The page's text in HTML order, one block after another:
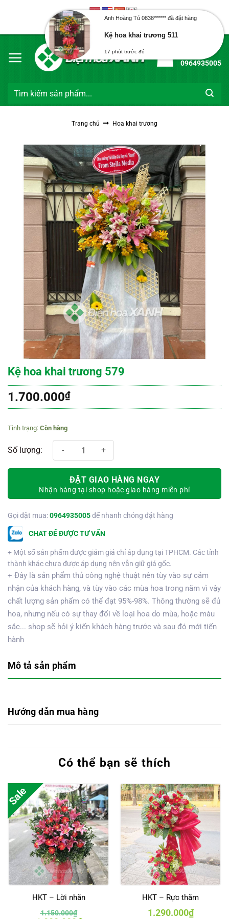
Chào mừng bạn đến với Điện Hoa Xanh
0964935005
Tìm
Trang chủ Hoa khai trương
Kệ hoa khai trương 579
1.700.000₫
Còn hàng
Kệ hoa khai trương 579 số lượng
ĐẶT GIAO HÀNG NGAY
Nhận hàng tại shop hoặc giao hàng miễn phí
Gọi đặt mua:0964935005để nhanh chóng đặt hàng
CHAT ĐỂ ĐƯỢC TƯ VẤN
+ Một số sản phẩm được giảm giá chỉ áp dụng tại TPHCM. Các tỉnh
thành khác chưa được áp dụng nên vẫn giữ giá gốc.
+ Đây là sản phẩm thủ công nghệ thuật nên tùy vào sự cảm
nhận của khách hàng, và tùy vào các mùa hoa trong năm vì vậy
chất lượng sản phẩm có thể đạt 95%-98%. Thông thường sẽ đủ
hoa, nhưng nếu có sự thay đổi về loại hoa do mùa, hoặc màu
sắc... shop sẽ hỏi ý kiến khách hàng trước và sau đó mới tiến
hành
Mô tả sản phẩm
Hướng dẫn mua hàng
Có thể bạn sẽ thích
Sale
HKT – Lời nhắn
1.150.000₫
HKT – Rực thắm
1.290.000₫
Anh Hoàng Tú 0838****** đã đặt hàng
Kệ hoa khai trương 511
17 phút trước đó